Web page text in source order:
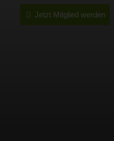
Jetzt Mitglied werden